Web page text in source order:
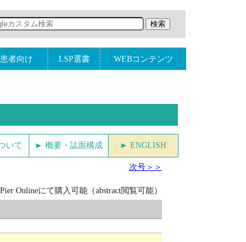
者向け LSP選書 WEBコンテンツ
いて ► 概要・誌面構成 ► ENGLISH
次号＞＞
Pier Onlineにて購入可能（abstract閲覧可能）